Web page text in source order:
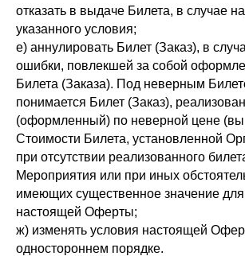
отказать в выдаче Билета, в случае
указанного условия;
е) аннулировать Билет (Заказ), в
ошибки, повлекшей за собой
Билета (Заказа). Под неверным
понимается Билет (Заказ),
(оформленный) по неверной цене
Стоимости Билета, установленной
при отсутствии реализованного
Мероприятия или при иных
имеющих существенное значение
настоящей Оферты;
ж) изменять условия настоящей
одностороннем порядке.